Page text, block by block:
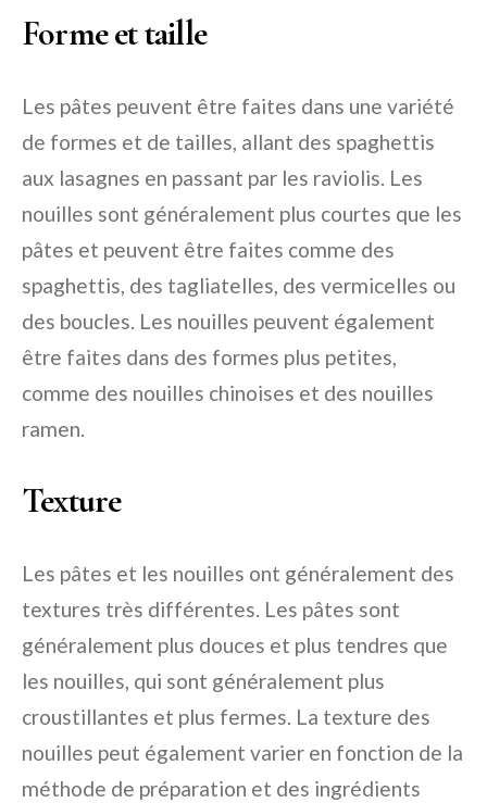
Forme et taille
Les pâtes peuvent être faites dans une variété
de formes et de tailles, allant des spaghettis
aux lasagnes en passant par les raviolis. Les
nouilles sont généralement plus courtes que les
pâtes et peuvent être faites comme des
spaghettis, des tagliatelles, des vermicelles ou
des boucles. Les nouilles peuvent également
être faites dans des formes plus petites,
comme des nouilles chinoises et des nouilles
ramen.
Texture
Les pâtes et les nouilles ont généralement des
textures très différentes. Les pâtes sont
généralement plus douces et plus tendres que
les nouilles, qui sont généralement plus
croustillantes et plus fermes. La texture des
nouilles peut également varier en fonction de la
méthode de préparation et des ingrédients